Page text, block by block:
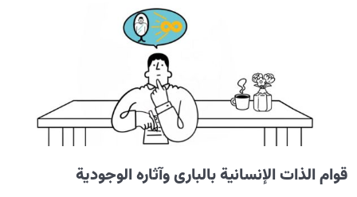
نظرة مغايرة إلى قانون القصور الذاتي ودور الملائكة في حيوية
دور الملائكة في العالَم: البنية الخفية لإدارة الكون ومكانة
الإنسان فيها
لمعرفة الذات
قوام الذات الإنسانیة بالباری وآثاره الوجودیة